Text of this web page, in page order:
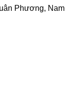
Phương, Nam